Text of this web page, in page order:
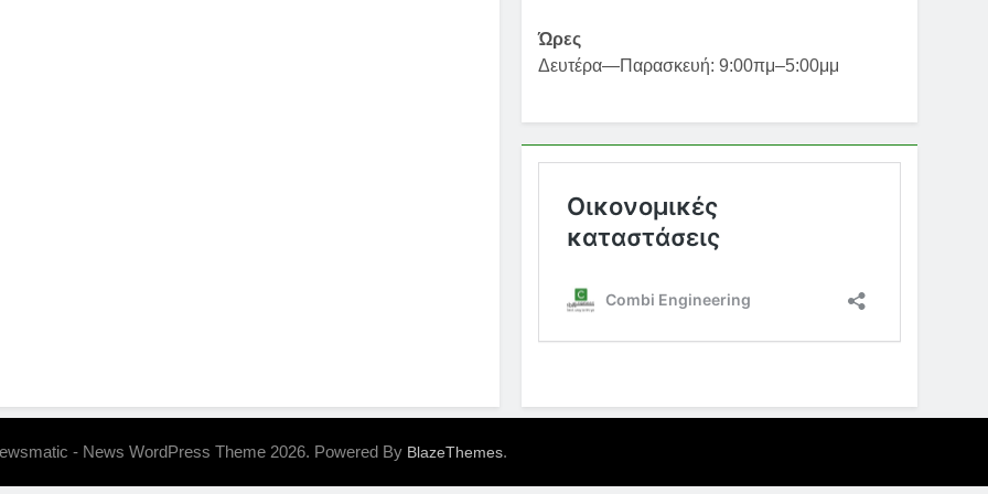
Ώρες
Δευτέρα—Παρασκευή: 9:00πμ–5:00μμ
- News WordPress Theme 2026. Powered By BlazeThemes.